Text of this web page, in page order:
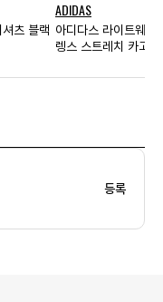
츠 블랙
ADIDAS
아디다스 라이트웨이
렝스 스트레치 카고
등록